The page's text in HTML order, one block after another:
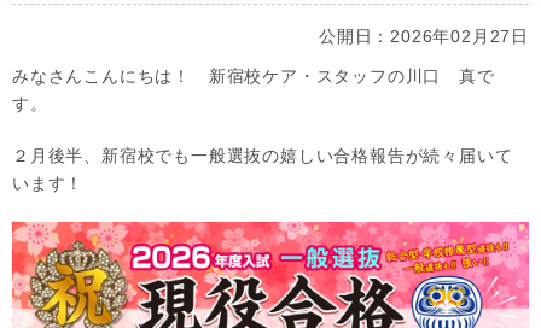
公開日：2026年02月27日
みなさんこんにちは！ 新宿校ケア・スタッフの川口 真で
す。
２月後半、新宿校でも一般選抜の嬉しい合格報告が続々届いて
います！